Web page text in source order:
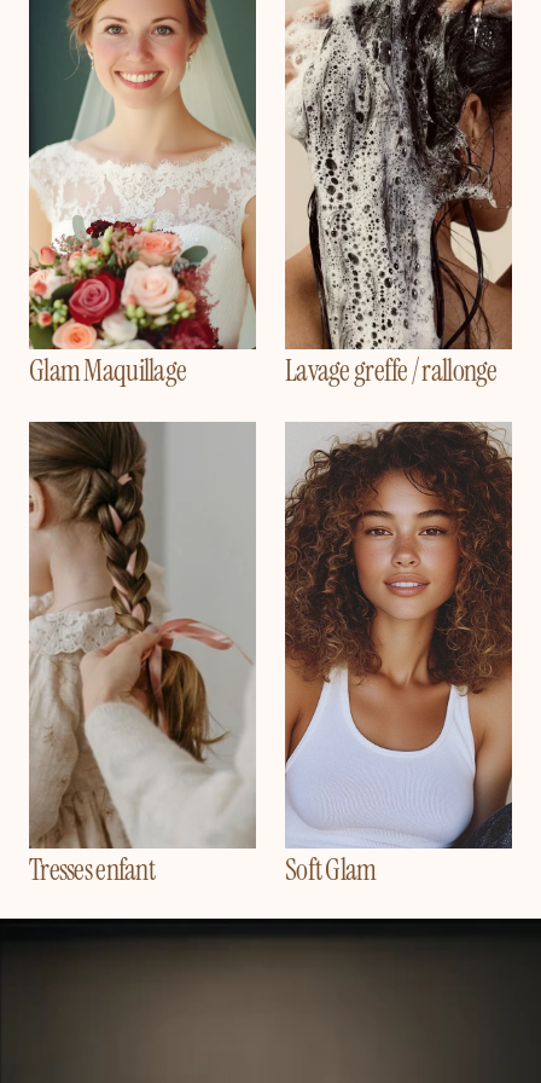
Glam Maquillage Lavage greffe / rallonge
Tresses enfant Soft Glam